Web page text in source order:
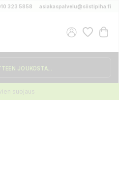
323 5858 asiakaspalvelu@siistipiha.fi
suojaus